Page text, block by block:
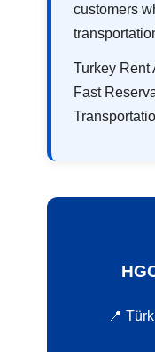
customers
Turkey Rent
Fast
📍